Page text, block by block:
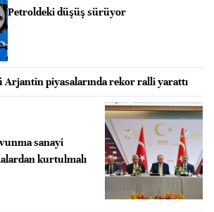
Petroldeki düşüş sürüyor
Arjantin piyasalarında rekor ralli yarattı
sanayi
kurtulmalı